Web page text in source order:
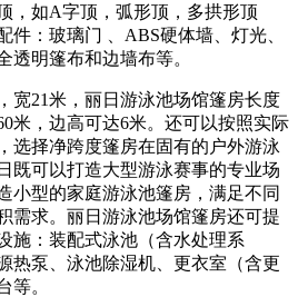
，如A字顶，弧形顶，多拱形顶
件：玻璃门 、ABS硬体墙、灯光、
透明篷布和边墙布等。
宽21米，丽日游泳池场馆篷房长度
米，边高可达6米。还可以按照实际
选择净跨度篷房在固有的户外游泳
既可以打造大型游泳赛事的专业场
小型的家庭游泳池篷房，满足不同
需求。丽日游泳池场馆篷房还可提
施：装配式泳池（含水处理系
热泵、泳池除湿机、更衣室（含更
等。